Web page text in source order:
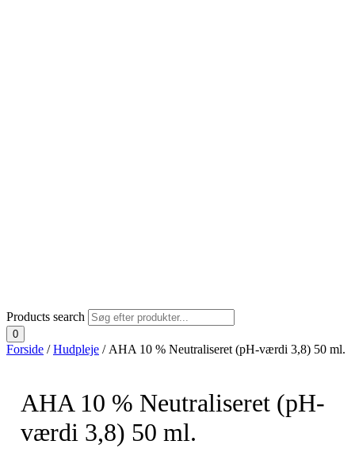
Products search
0
Forside /Hudpleje / AHA 10 % Neutraliseret (pH-værdi 3,8) 50 ml.
AHA 10 % Neutraliseret (pH-
værdi 3,8) 50 ml.